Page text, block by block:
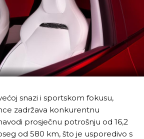
snazi i sportskom fokusu,
zadržava konkurentnu
prosječnu potrošnju od 16,2
od 580 km, što je usporedivo s